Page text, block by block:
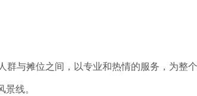
与摊位之间，以专业和热情的服务，为整
线。